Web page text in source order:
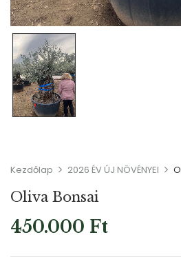
Kezdőlap 2026 ÉV ÚJ NÖVÉNYEI
Oliva Bonsai
450.000 Ft